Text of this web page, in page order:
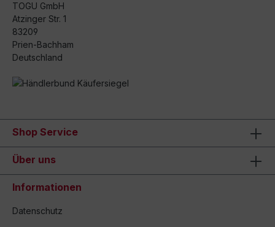
TOGU GmbH
Atzinger Str. 1
83209
Prien-Bachham
Deutschland
Shop Service
Über uns
Informationen
Datenschutz